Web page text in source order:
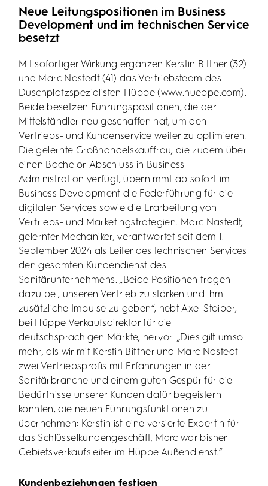
Neue Leitungspositionen im Business
Development und im technischen Service
besetzt
Mit sofortiger Wirkung ergänzen Kerstin Bittner (32)
und Marc Nastedt (41) das Vertriebsteam des
Duschplatzspezialisten Hüppe (www.hueppe.com).
Beide besetzen Führungspositionen, die der
Mittelständler neu geschaffen hat, um den
Vertriebs- und Kundenservice weiter zu optimieren.
Die gelernte Großhandelskauffrau, die zudem über
einen Bachelor-Abschluss in Business
Administration verfügt, übernimmt ab sofort im
Business Development die Federführung für die
digitalen Services sowie die Erarbeitung von
Vertriebs- und Marketingstrategien. Marc Nastedt,
gelernter Mechaniker, verantwortet seit dem 1.
September 2024 als Leiter des technischen Services
den gesamten Kundendienst des
Sanitärunternehmens. „Beide Positionen tragen
dazu bei, unseren Vertrieb zu stärken und ihm
zusätzliche Impulse zu geben“, hebt Axel Stoiber,
bei Hüppe Verkaufsdirektor für die
deutschsprachigen Märkte, hervor. „Dies gilt umso
mehr, als wir mit Kerstin Bittner und Marc Nastedt
zwei Vertriebsprofis mit Erfahrungen in der
Sanitärbranche und einem guten Gespür für die
Bedürfnisse unserer Kunden dafür begeistern
konnten, die neuen Führungsfunktionen zu
übernehmen: Kerstin ist eine versierte Expertin für
das Schlüsselkundengeschäft, Marc war bisher
Gebietsverkaufsleiter im Hüppe Außendienst.“
Kundenbeziehungen festigen